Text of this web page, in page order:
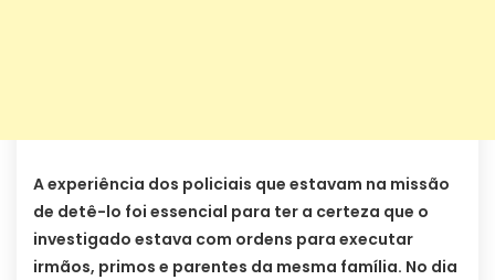
A experiência dos policiais que estavam na missão
de detê-lo foi essencial para ter a certeza que o
investigado estava com ordens para executar
irmãos, primos e parentes da mesma família. No dia